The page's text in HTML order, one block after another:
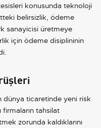
konusunda teknoloji
belirsizlik, ödeme
sanayicisi üretmeye
için ödeme disiplininin
ticaretinde yeni risk
firmaların tahsilat
zorunda kaldıklarını